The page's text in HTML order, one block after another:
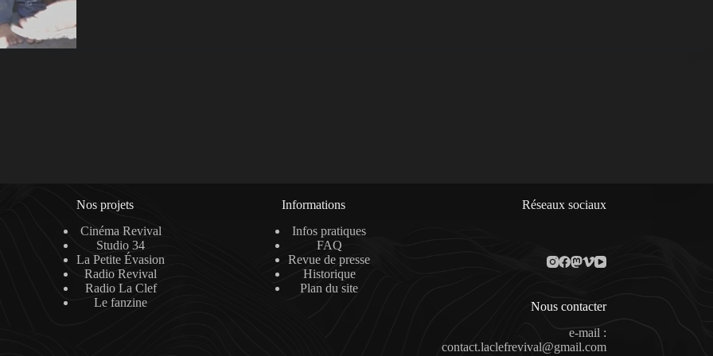
Nos projets
Cinéma Revival
Studio 34
La Petite Évasion
Radio Revival
Radio La Clef
Le fanzine
Informations
Infos pratiques
FAQ
Revue de presse
Historique
Plan du site
Réseaux sociaux
Nous contacter
e-mail :
contact.laclefrevival@gmail.com